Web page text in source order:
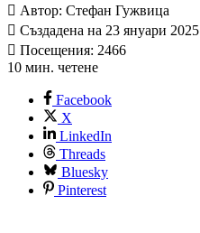
Автор: Стефан Гужвица
Създадена на 23 януари 2025
Посещения: 2466
10 мин. четене
Facebook
X
LinkedIn
Threads
Bluesky
Pinterest